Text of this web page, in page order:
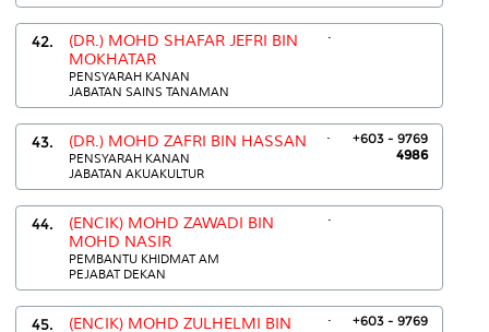
42.
(DR.) MOHD SHAFAR JEFRI BIN
MOKHATAR
PENSYARAH KANAN
JABATAN SAINS TANAMAN
.
43. (DR.) MOHD ZAFRI BIN HASSAN
PENSYARAH KANAN
JABATAN AKUAKULTUR
.
+603 - 9769
4986
44.
(ENCIK) MOHD ZAWADI BIN
MOHD NASIR
PEMBANTU KHIDMAT AM
PEJABAT DEKAN
.
45.
(ENCIK) MOHD ZULHELMI BIN
.
+603 - 9769